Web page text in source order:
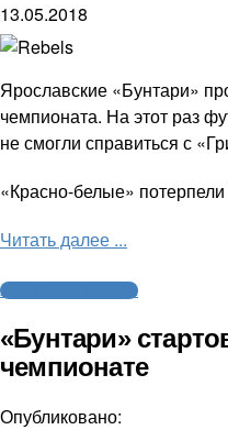
13.05.2018
Ярославские «Бунтари»
чемпионата. На этот раз
не смогли справиться с
«Красно-белые»
Читать далее ...
Американский футбол
«Бунтари»
чемпионате
Опубликовано: